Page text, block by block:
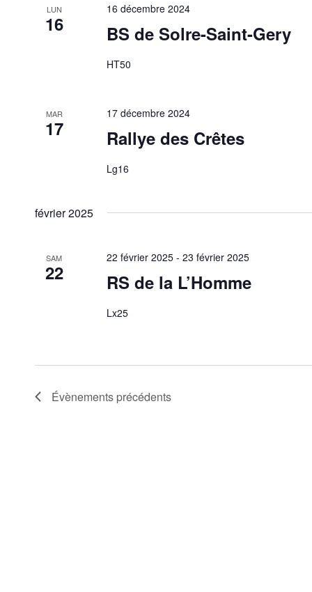
LUN
16
16 décembre 2024
BS de Solre-Saint-Gery
HT50
MAR
17
17 décembre 2024
Rallye des Crêtes
Lg16
février 2025
SAM
22
22 février 2025 -23 février 2025
RS de la L’Homme
Lx25
Évènements précédents